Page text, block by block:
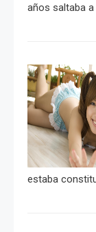
años saltaba a
estaba